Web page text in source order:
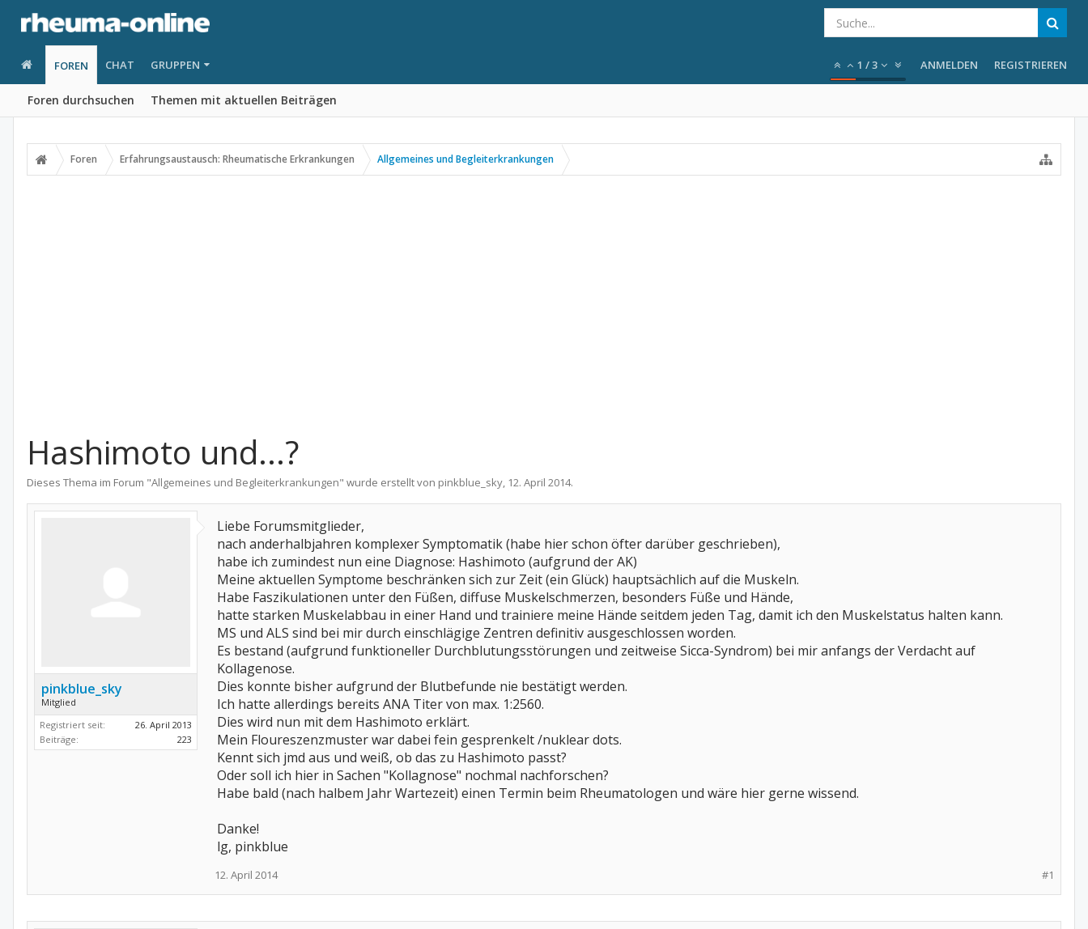
FOREN
Foren durchsuchen Themen mit aktuellen Beiträgen
CHAT GRUPPEN 1 /3 ANMELDEN REGISTRIEREN
Foren Erfahrungsaustausch: Rheumatische Erkrankungen Allgemeines und Begleiterkrankungen
Hashimoto und...?
Dieses Thema im Forum "Allgemeines und Begleiterkrankungen" wurde erstellt von pinkblue_sky, 12. April 2014.
pinkblue_sky
Mitglied
Registriert seit:
26. April 2013
Beiträge:
223
Liebe Forumsmitglieder,
nach anderhalbjahren komplexer Symptomatik (habe hier schon öfter darüber geschrieben),
habe ich zumindest nun eine Diagnose: Hashimoto (aufgrund der AK)
Meine aktuellen Symptome beschränken sich zur Zeit (ein Glück) hauptsächlich auf die Muskeln.
Habe Faszikulationen unter den Füßen, diffuse Muskelschmerzen, besonders Füße und Hände,
hatte starken Muskelabbau in einer Hand und trainiere meine Hände seitdem jeden Tag, damit ich den Muskelstatus halten kann.
MS und ALS sind bei mir durch einschlägige Zentren definitiv ausgeschlossen worden.
Es bestand (aufgrund funktioneller Durchblutungsstörungen und zeitweise Sicca-Syndrom) bei mir anfangs der Verdacht auf
Kollagenose.
Dies konnte bisher aufgrund der Blutbefunde nie bestätigt werden.
Ich hatte allerdings bereits ANA Titer von max. 1:2560.
Dies wird nun mit dem Hashimoto erklärt.
Mein Floureszenzmuster war dabei fein gesprenkelt /nuklear dots.
Kennt sich jmd aus und weiß, ob das zu Hashimoto passt?
Oder soll ich hier in Sachen "Kollagnose" nochmal nachforschen?
Habe bald (nach halbem Jahr Wartezeit) einen Termin beim Rheumatologen und wäre hier gerne wissend.
Danke!
lg, pinkblue
#1
12. April 2014